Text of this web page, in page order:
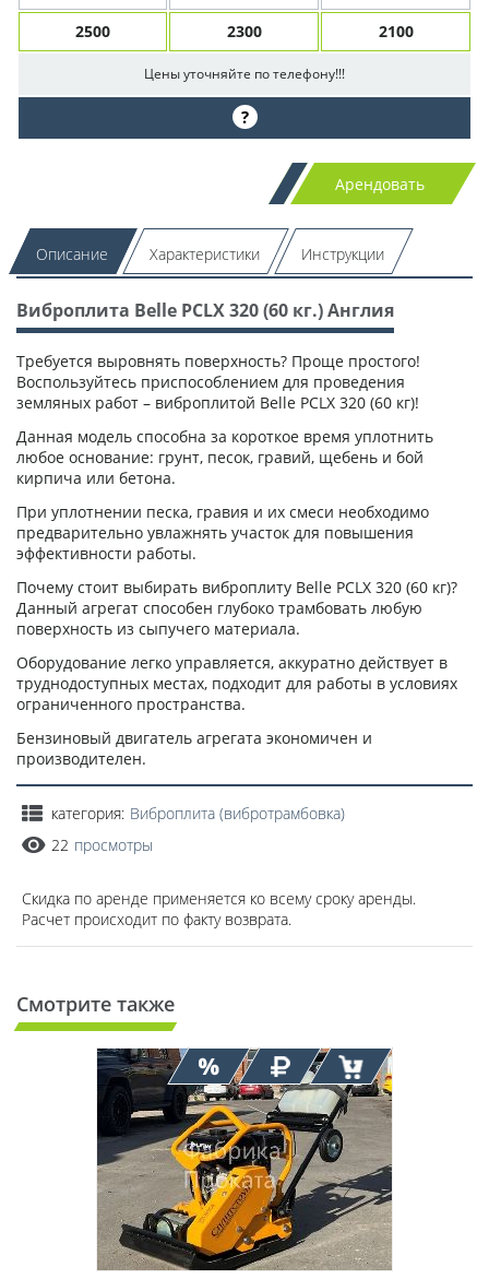
2500 2300 2100
Цены уточняйте по телефону!!!
?
Арендовать
Описание Характеристики Инструкции
Виброплита Belle PCLX 320 (60 кг.) Англия
Требуется выровнять поверхность? Проще простого!
Воспользуйтесь приспособлением для проведения
земляных работ – виброплитой Belle PCLX 320 (60 кг)!
Данная модель способна за короткое время уплотнить
любое основание: грунт, песок, гравий, щебень и бой
кирпича или бетона.
При уплотнении песка, гравия и их смеси необходимо
предварительно увлажнять участок для повышения
эффективности работы.
Почему стоит выбирать виброплиту Belle PCLX 320 (60 кг)?
Данный агрегат способен глубоко трамбовать любую
поверхность из сыпучего материала.
Оборудование легко управляется, аккуратно действует в
труднодоступных местах, подходит для работы в условиях
ограниченного пространства.
Бензиновый двигатель агрегата экономичен и
производителен.
категория: Виброплита (вибротрамбовка)
22 просмотры
Скидка по аренде применяется ко всему сроку аренды.
Расчет происходит по факту возврата.
Смотрите также